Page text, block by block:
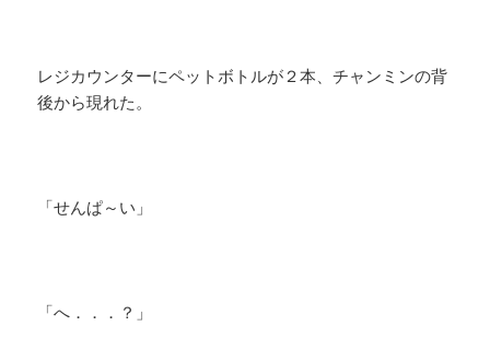
レジカウンターにペットボトルが２本、チャンミンの背
後から現れた。
「せんぱ～い」
「へ．．．？」